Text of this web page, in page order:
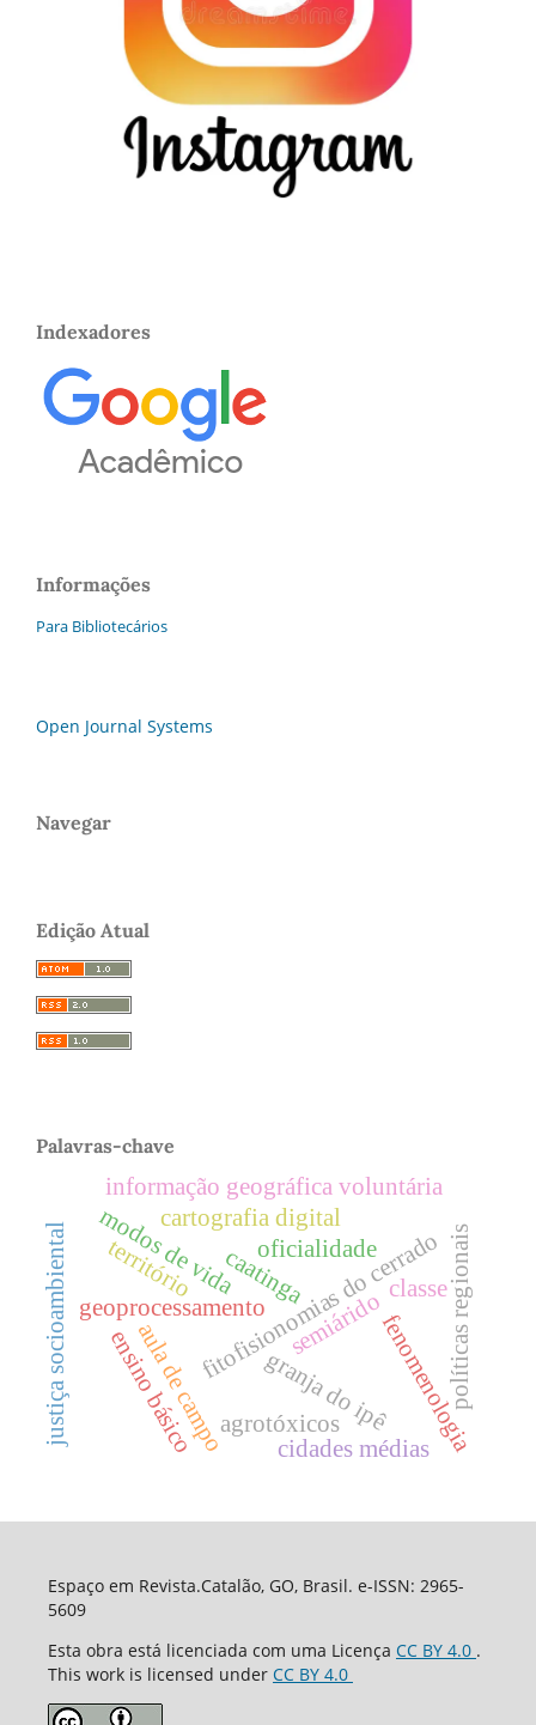
Indexadores
Informações
Para Bibliotecários
Open Journal Systems
Navegar
Edição Atual
Palavras-chave
aula de campo granja do ipê
fitofisionomias do cerrado
geoprocessamentocaatinga
semiáridofenomenologia
oficialidade
modos de vida classe
agrotóxicos
justiça socioambiental território políticas regionais
cartografia digital
informação geográfica voluntária
ensino básico cidades médias
Espaço em Revista.Catalão, GO, Brasil. e-ISSN: 2965-
5609
Esta obra está licenciada com uma Licença CC BY 4.0 .
This work is licensed under CC BY 4.0